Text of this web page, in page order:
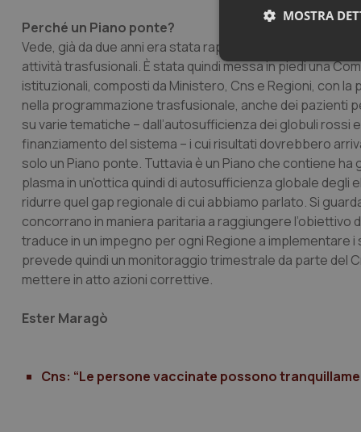
Perché un Piano ponte?
Vede, già da due anni era stata rappresentata al
attività trasfusionali. È stata quindi messa in piedi una
istituzionali, composti da Ministero, Cns e Regioni, con
nella programmazione trasfusionale, anche dei pazienti
su varie tematiche – dall’autosufficienza dei globuli
finanziamento del sistema – i cui risultati dovrebbero
solo un Piano ponte. Tuttavia è un Piano che contiene
plasma in un’ottica quindi di autosufficienza globale
ridurre quel gap regionale di cui abbiamo parlato. Si
concorrano in maniera paritaria a raggiungere l’obiettivo
traduce in un impegno per ogni Regione a implementare
prevede quindi un monitoraggio trimestrale da parte del
mettere in atto azioni correttive.
Ester Maragò
Cns: “Le persone vaccinate possono
MOSTRA
I cookie necessari
e l'accesso alle aree
Nome